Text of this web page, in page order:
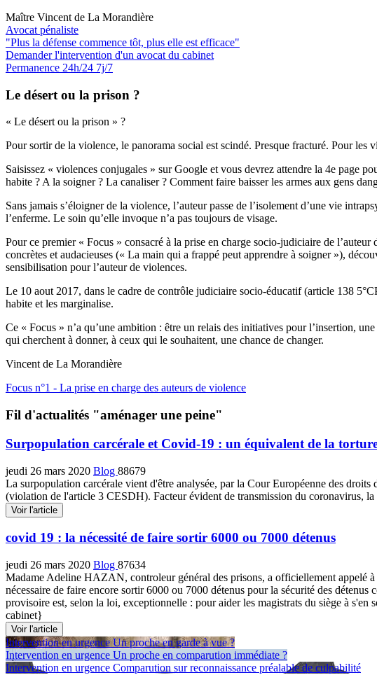
Maître Vincent de La Morandière
Avocat pénaliste
"Plus la défense commence tôt, plus elle est efficace"
Demander l'intervention d'un avocat du cabinet
Permanence 24h/24 7j/7
Le désert ou la prison ?
« Le désert ou la prison » ?
Pour sortir de la violence, le panorama social est scindé. Presque fracturé. Pour les
Saisissez « violences conjugales » sur Google et vous devrez attendre la 4e page
habite ? A la soigner ? La canaliser ? Comment faire baisser les armes aux gens
Sans jamais s’éloigner de la violence, l’auteur passe de l’isolement d’une vie
l’enferme. Le soin qu’elle invoque n’a pas toujours de visage.
Pour ce premier « Focus » consacré à la prise en charge socio-judiciaire de
concrètes et audacieuses (« La main qui a frappé peut apprendre à soigner »),
sensibilisation pour l’auteur de violences.
Le 10 aout 2017, dans le cadre de contrôle judiciaire socio-éducatif (article 138
habite et les marginalise.
Ce « Focus » n’a qu’une ambition : être un relais des initiatives pour l’insertion,
qui cherchent à donner, à ceux qui le souhaitent, une chance de changer.
Vincent de La Morandière
Focus n°1 - La prise en charge des auteurs de violence
Fil d'actualités "aménager une peine"
Surpopulation carcérale et Covid-19 : un équivalent de la
jeudi 26 mars 2020 Blog 88679
La surpopulation carcérale vient d'être analysée, par la Cour Européenne des
(violation de l'article 3 CESDH). Facteur évident de transmission du coronavirus,
Voir l'article
covid 19 : la nécessité de faire sortir 6000 ou 7000 détenus
jeudi 26 mars 2020 Blog 87634
Madame Adeline HAZAN, controleur général des prisons, a officiellement appelé
nécessaire de faire encore sortir 6000 ou 7000 détenus pour la sécurité des
provisoire est, selon la loi, exceptionnelle : pour aider les magistrats du siège à
cabinet}
Voir l'article
Intervention en urgence Un proche en garde à vue ?
Intervention en urgence Un proche en comparution immédiate ?
Intervention en urgence Comparution sur reconnaissance préalable de culpabilité